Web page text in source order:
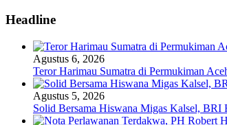
Headline
Agustus 6, 2026
Teror Harimau Sumatra di Permukiman
Agustus 5, 2026
Solid Bersama Hiswana Migas Kalsel,